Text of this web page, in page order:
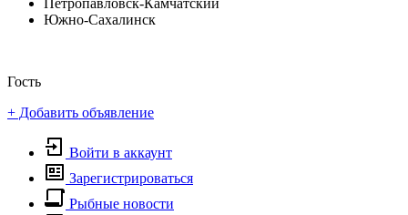
Петропавловск-Камчатский
Южно-Сахалинск
Гость
+ Добавить объявление
Войти в аккаунт
Зарегистрироваться
Рыбные новости